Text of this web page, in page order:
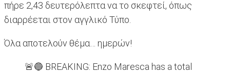
πήρε 2,43 δευτερόλεπτα να το σκεφτεί, όπως
διαρρέεται στον αγγλικό Τύπο.
Όλα αποτελούν θέμα… ημερών!
🚨🔵 BREAKING: Enzo Maresca has a total